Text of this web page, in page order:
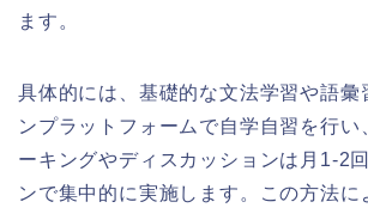
ます。
具体的には、基礎的な文法学習や語彙
ンプラットフォームで自学自習を行い
ーキングやディスカッションは月1-2
ンで集中的に実施します。この方法に